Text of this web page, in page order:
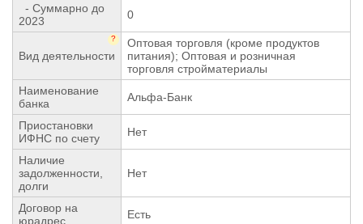
- Суммарно до
2023
0
Вид деятельности
?
Оптовая торговля (кроме продуктов
питания); Оптовая и розничная
торговля стройматериалы
Наименование
банка
Альфа-Банк
Приостановки
ИФНС по счету
Нет
Наличие
задолженности,
долги
Нет
Договор на
юрадрес
Есть